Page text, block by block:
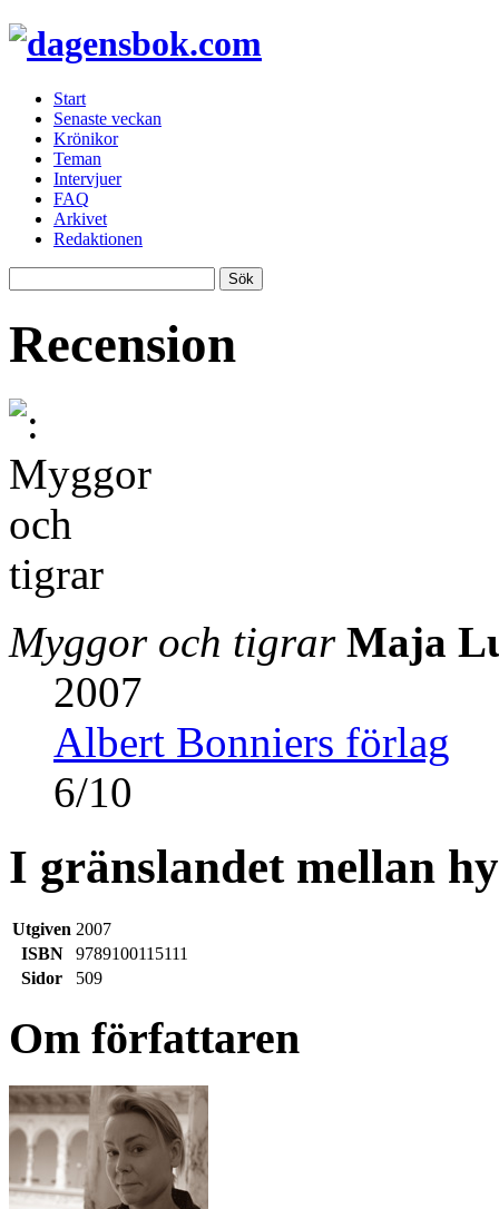
Start
Senaste veckan
Krönikor
Teman
Intervjuer
FAQ
Arkivet
Redaktionen
Recension
Myggor och tigrar Maja
2007
Albert Bonniers förlag
6/10
I gränslandet mellan
Utgiven 2007
ISBN
9789100115111
Sidor
509
Om författaren